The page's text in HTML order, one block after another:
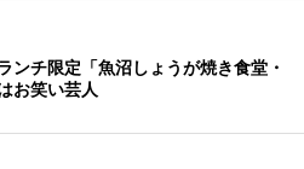
ンチ限定「魚沼しょうが焼き食堂・
お笑い芸人